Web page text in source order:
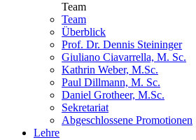
Team
Team
Überblick
Prof. Dr. Dennis Steininger
Giuliano Ciavarrella, M. Sc.
Kathrin Weber, M.Sc.
Paul Dillmann, M. Sc.
Daniel Grotheer, M.Sc.
Sekretariat
Abgeschlossene Promotionen
Lehre